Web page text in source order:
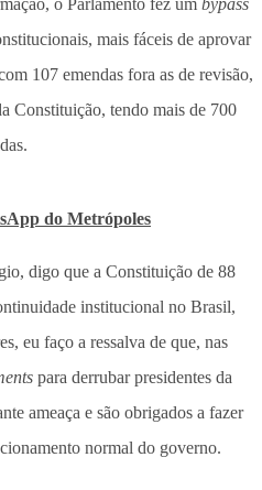
o Parlamento fez um bypass
mais fáceis de aprovar
107 emendas fora as de revisão,
Constituição, tendo mais de 700
do Metrópoles
digo que a Constituição de 88
institucional no Brasil,
eu faço a ressalva de que, nas
para derrubar presidentes da
ameaça e são obrigados a fazer
normal do governo.